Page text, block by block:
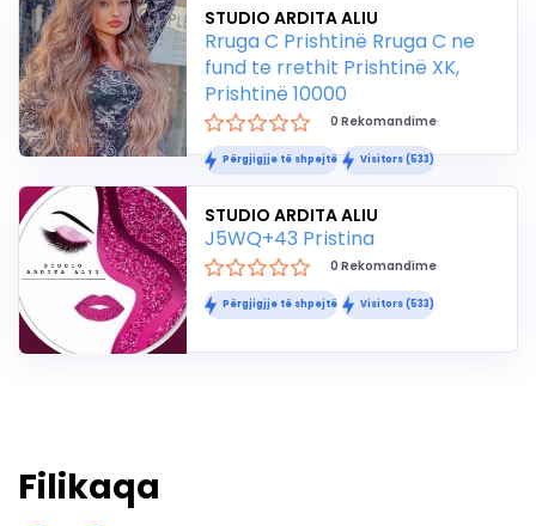
STUDIO ARDITA ALIU
Rruga C Prishtinë Rruga C ne
fund te rrethit Prishtinë XK,
Prishtinë 10000
0 Rekomandime
Përgjigjje të shpejtë Visitors (533)
STUDIO ARDITA ALIU
J5WQ+43 Pristina
0 Rekomandime
Përgjigjje të shpejtë Visitors (533)
Filikaqa